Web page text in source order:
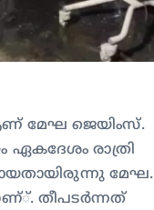
മേഘ ജെയിംസ്.
രാത്രി
മേഘ.
തീപടര്‍ന്നത്